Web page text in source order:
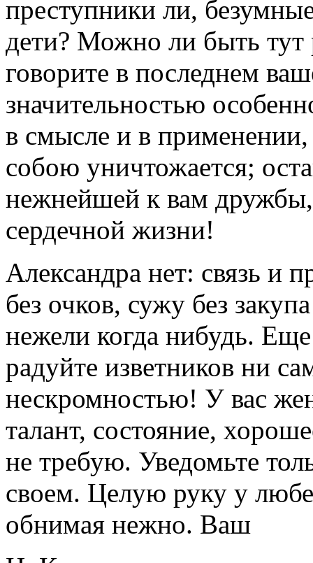
преступники ли,
дети? Можно ли быть
говорите в последнем
значительностью
в смысле и в
собою уничтожается;
нежнейшей к вам
сердечной жизни!
Александра нет: связь и
без очков, сужу без
нежели когда нибудь.
радуйте изветников ни
нескромностью! У вас
талант, состояние,
не требую. Уведомьте
своем. Целую руку у
обнимая нежно. Ваш